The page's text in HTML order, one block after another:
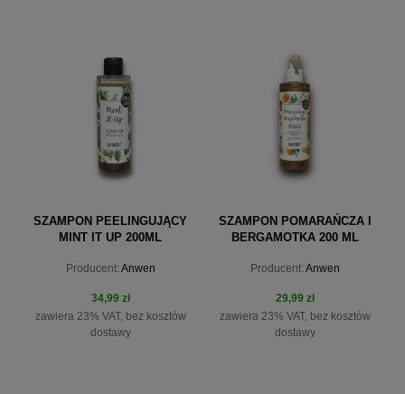
powiadom o dostępności powiadom o dostępności
SZAMPON PEELINGUJĄCY
MINT IT UP 200ML
Producent: Anwen
34,99 zł
zawiera 23% VAT, bez kosztów
dostawy
SZAMPON POMARAŃCZA I
BERGAMOTKA 200 ML
Producent: Anwen
29,99 zł
zawiera 23% VAT, bez kosztów
dostawy